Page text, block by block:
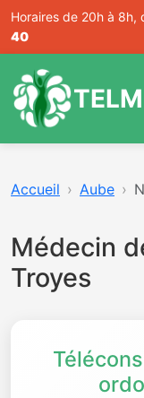
Horaires de 20h à 8h,
40
Accueil Aube
Médecin
Troyes